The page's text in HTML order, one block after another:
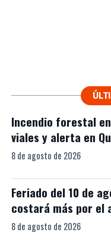
Incendio forestal
viales y alerta en
8 de agosto de 2026
Feriado del 10 de
costará más por el
8 de agosto de 2026